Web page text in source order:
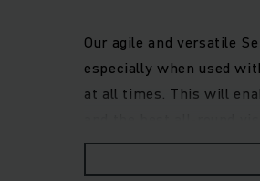
Our agile and versatile
especially when used
at all times. This will
energy efficiency: with
charging and zero